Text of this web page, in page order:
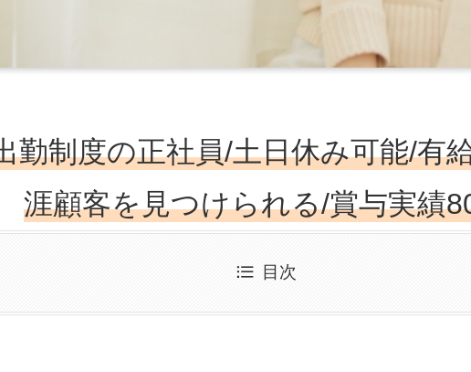
勤制度の正社員/土日休み可能/有
涯顧客を見つけられる/賞与実績
目次